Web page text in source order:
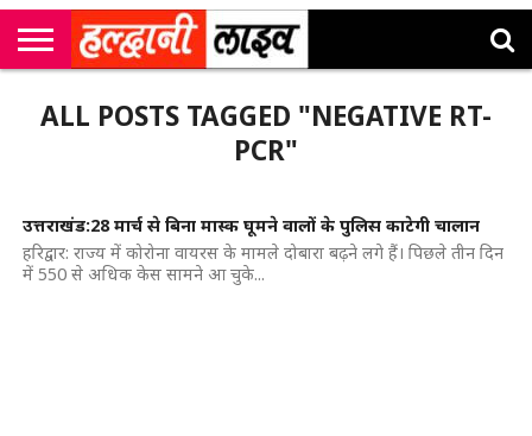
सी
एम
कॉर्नर
उत्तराखंड
न्यूज़
खेल
मनोरंजन
सम्पादकीय
जॉब
अलर्ट्स
ALL POSTS TAGGED "NEGATIVE RT-
PCR"
उत्तराखंड:28 मार्च से बिना मास्क घूमने वालों के पुलिस काटेगी चालान
हरिद्वार: राज्य में कोरोना वायरस के मामले दोबारा बढ़ने लगे हैं। पिछले तीन दिन
में 550 से अधिक केस सामने आ चुके...